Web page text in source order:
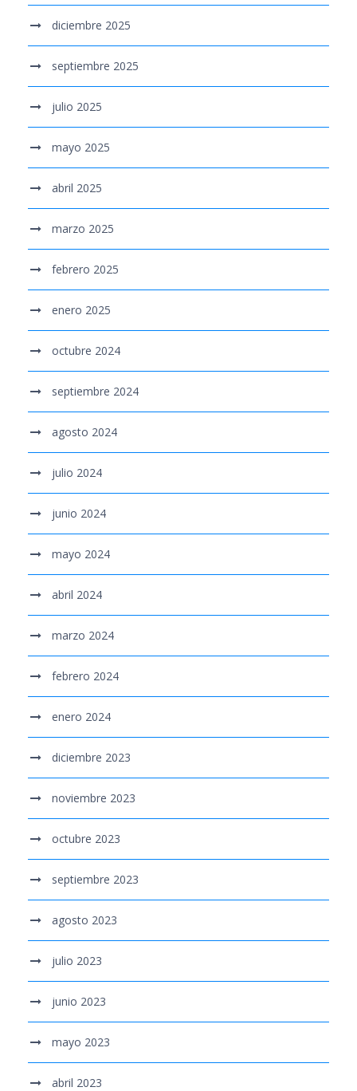
diciembre 2025
septiembre 2025
julio 2025
mayo 2025
abril 2025
marzo 2025
febrero 2025
enero 2025
octubre 2024
septiembre 2024
agosto 2024
julio 2024
junio 2024
mayo 2024
abril 2024
marzo 2024
febrero 2024
enero 2024
diciembre 2023
noviembre 2023
octubre 2023
septiembre 2023
agosto 2023
julio 2023
junio 2023
mayo 2023
abril 2023